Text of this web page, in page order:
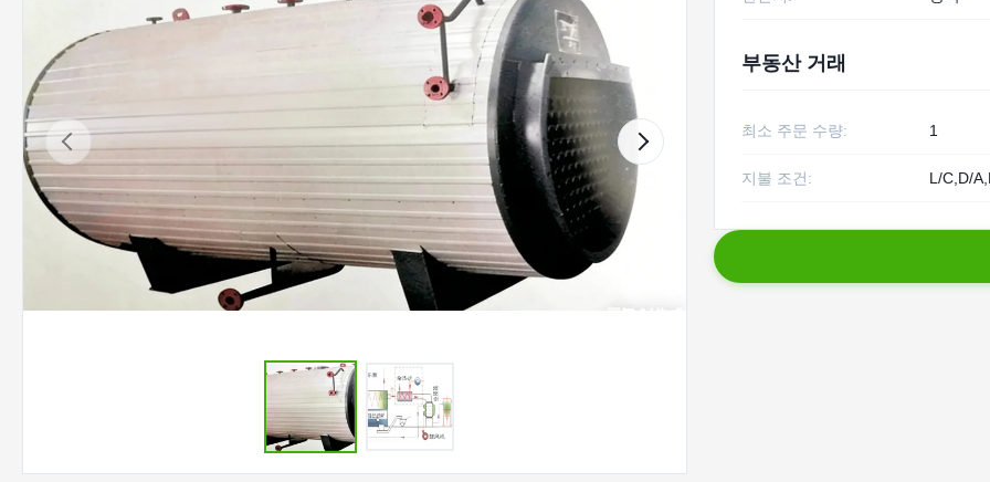
부동산 거래
최소 주문 수량: 1
지불 조건: L/C,D/